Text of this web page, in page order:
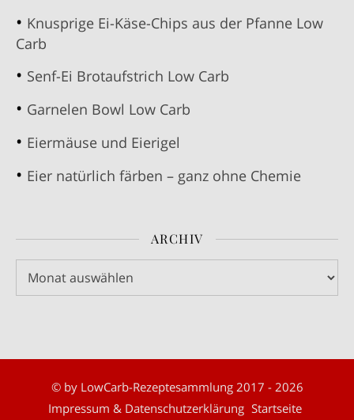
Knusprige Ei-Käse-Chips aus der Pfanne Low
Carb
Senf-Ei Brotaufstrich Low Carb
Garnelen Bowl Low Carb
Eiermäuse und Eierigel
Eier natürlich färben – ganz ohne Chemie
ARCHIV
Archiv
© by LowCarb-Rezeptesammlung 2017 - 2026
Impressum & Datenschutzerklärung Startseite